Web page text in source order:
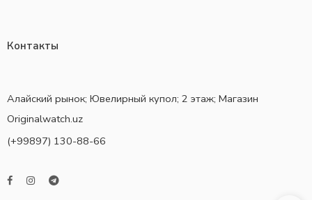
Контакты
Алайский рынок; Ювелирный купол; 2 этаж; Магазин
Originalwatch.uz
(+99897) 130-88-66